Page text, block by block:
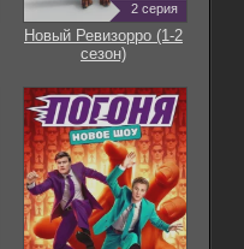
2 серия
Новый Ревизорро (1-2
сезон)